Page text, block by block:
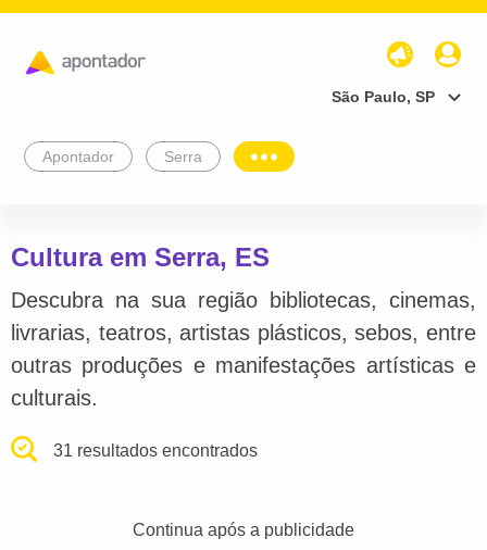
São Paulo, SP
Apontador Serra
Cultura em Serra, ES
Descubra na sua região bibliotecas, cinemas,
livrarias, teatros, artistas plásticos, sebos, entre
outras produções e manifestações artísticas e
culturais.
31 resultados encontrados
Continua após a publicidade